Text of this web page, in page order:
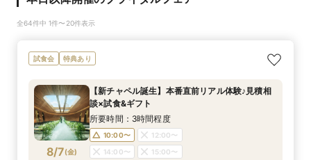
全64件中 1件〜20件表示
試食会 特典あり
8/7(金)
【新チャペル誕生】本番直前リアル体験♪見積相
談×試食&ギフト
所要時間：3時間程度
10:00〜
12:00〜
14:00〜
15:00〜